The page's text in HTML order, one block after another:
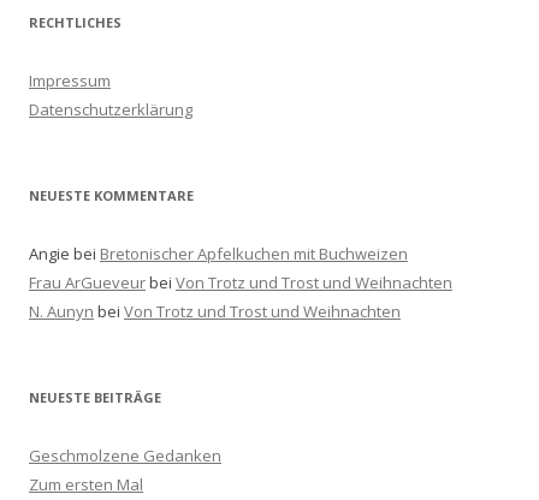
h
n
a
:
RECHTLICHES
Impressum
Datenschutzerklärung
NEUESTE KOMMENTARE
Angie bei Bretonischer Apfelkuchen mit Buchweizen
Frau ArGueveurbei Von Trotz und Trost und Weihnachten
N. Aunyn bei Von Trotz und Trost und Weihnachten
NEUESTE BEITRÄGE
Geschmolzene Gedanken
Zum ersten Mal